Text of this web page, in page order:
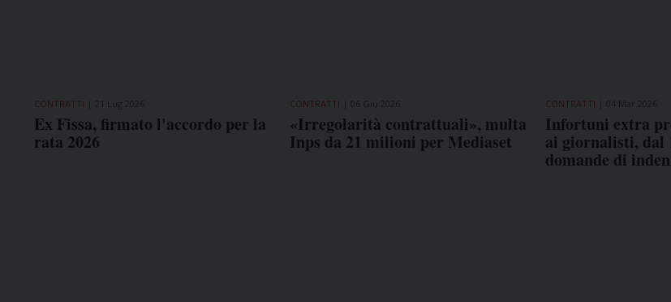
CONTRATTI
Ex Fissa, firmato l'accordo per la
rata 2026
CONTRATTI
«Irregolarità contrattuali», multa
Inps da 21 milioni per Mediaset
CONTRATTI
Infortuni extra
ai giornalisti, dal
domande di